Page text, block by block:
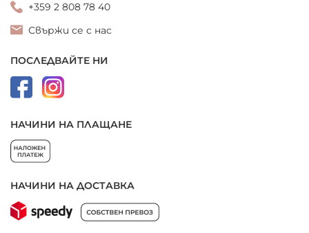
+359 2 808 78 40
Свържи се с нас
ПОСЛЕДВАЙТЕ НИ
НАЧИНИ НА ПЛАЩАНЕ
НАЧИНИ НА ДОСТАВКА